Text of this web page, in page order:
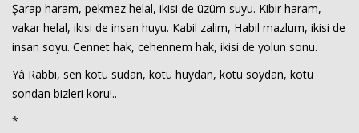
Şarap haram, pekmez helal, ikisi de üzüm suyu. Kibir haram,
vakar helal, ikisi de insan huyu. Kabil zalim, Habil mazlum, ikisi de
insan soyu. Cennet hak, cehennem hak, ikisi de yolun sonu.
Yâ Rabbi, sen kötü sudan, kötü huydan, kötü soydan, kötü
sondan bizleri koru!..
*